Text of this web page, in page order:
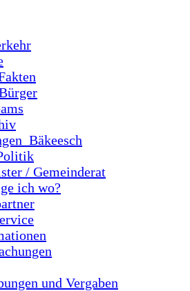
/ Gemeinderat
ich wo?
und Vergaben